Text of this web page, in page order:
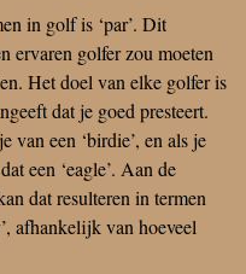
in golf is ‘par’. Dit
ervaren golfer zou moeten
Het doel van elke golfer is
dat je goed presteert.
van een ‘birdie’, en als je
een ‘eagle’. Aan de
dat resulteren in termen
afhankelijk van hoeveel